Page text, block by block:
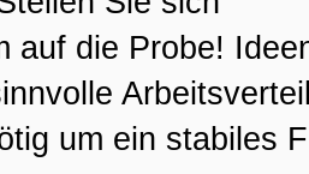
auf die Probe!
um ein stabiles